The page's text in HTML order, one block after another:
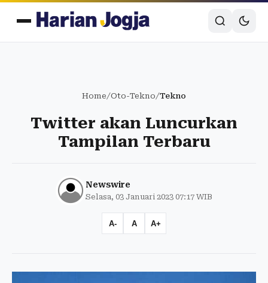
Home/Oto-Tekno/Tekno
Twitter akan Luncurkan
Tampilan Terbaru
Newswire
Selasa, 03 Januari 2023 07:17 WIB
A- A A+